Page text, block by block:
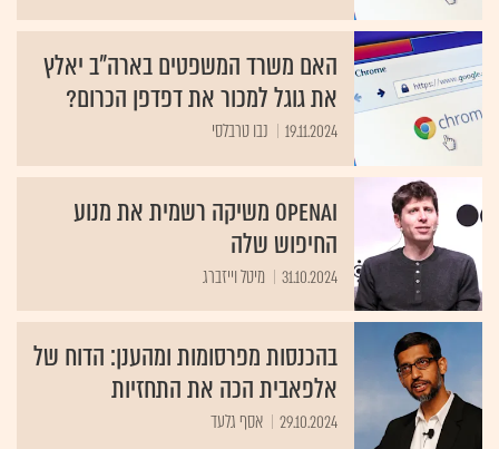
האם משרד המשפטים בארה"ב יאלץ
את גוגל למכור את דפדפן הכרום?
19.11.2024 נבו טרבלסי
OpenAI משיקה רשמית את מנוע
החיפוש שלה
31.10.2024 מיטל וייזברג
בהכנסות מפרסומות ומהענן: הדוח של
אלפאבית הכה את התחזיות
29.10.2024 אסף גלעד